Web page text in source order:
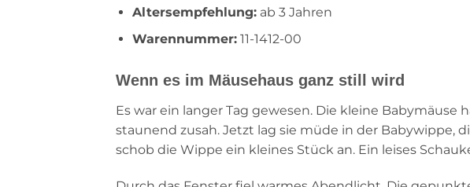
Altersempfehlung:ab 3 Jahren
Warennummer:11-1412-00
Wenn es im Mäusehaus ganz still wird
Es war ein langer Tag gewesen. Die kleine
staunend zusah. Jetzt lag sie müde in der Babywippe,
schob die Wippe ein kleines Stück an. Ein leises